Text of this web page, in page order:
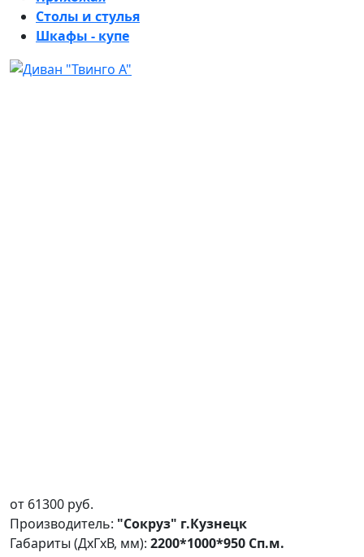
Столы и стулья
Шкафы - купе
от 61300 руб.
Производитель: "Сокруз" г.Кузнецк
Габариты (ДxГxВ, мм): 2200*1000*950 Сп.м.